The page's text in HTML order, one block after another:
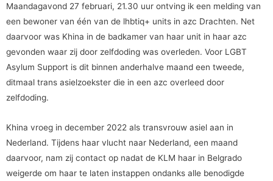
Maandagavond 27 februari, 21.30 uur ontving ik een melding van
een bewoner van één van de lhbtiq+ units in azc Drachten. Net
daarvoor was Khina in de badkamer van haar unit in haar azc
gevonden waar zij door zelfdoding was overleden. Voor LGBT
Asylum Support is dit binnen anderhalve maand een tweede,
ditmaal trans asielzoekster die in een azc overleed door
zelfdoding.
Khina vroeg in december 2022 als transvrouw asiel aan in
Nederland. Tijdens haar vlucht naar Nederland, een maand
daarvoor, nam zij contact op nadat de KLM haar in Belgrado
weigerde om haar te laten instappen ondanks alle benodigde